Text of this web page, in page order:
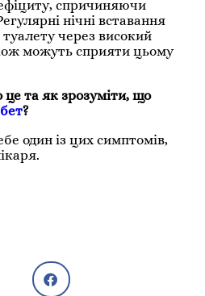
спричиняючи
нічні вставання
туалету через високий
можуть сприяти цьому
та як зрозуміти, що
?
один із цих симптомів,